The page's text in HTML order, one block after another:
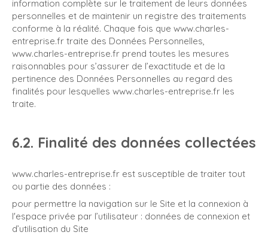
information complète sur le traitement de leurs données
personnelles et de maintenir un registre des traitements
conforme à la réalité. Chaque fois que www.charles-
entreprise.fr traite des Données Personnelles,
www.charles-entreprise.fr prend toutes les mesures
raisonnables pour s’assurer de l’exactitude et de la
pertinence des Données Personnelles au regard des
finalités pour lesquelles www.charles-entreprise.fr les
traite.
6.2. Finalité des données collectées
www.charles-entreprise.fr est susceptible de traiter tout
ou partie des données :
pour permettre la navigation sur le Site et la connexion à
l'espace privée par l’utilisateur : données de connexion et
d’utilisation du Site